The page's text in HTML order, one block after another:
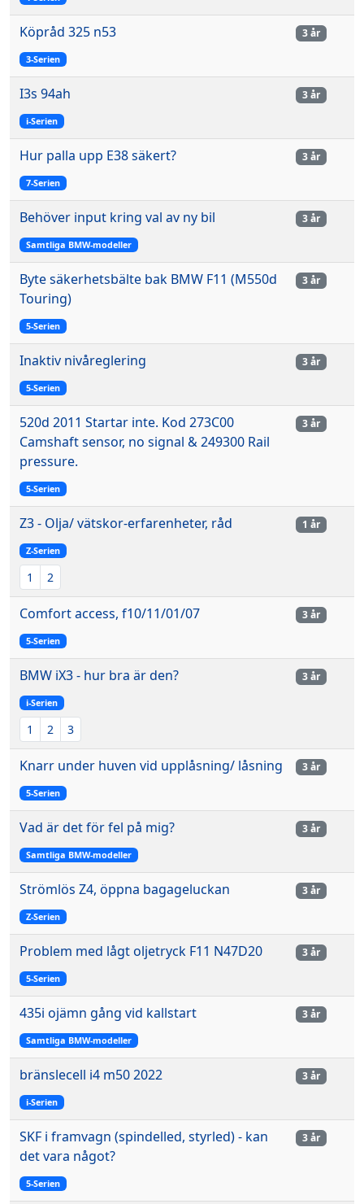
Köpråd 325 n53
3-Serien
3 år
I3s 94ah
i-Serien
3 år
Hur palla upp E38 säkert?
7-Serien
3 år
Behöver input kring val av ny bil
Samtliga BMW-modeller
3 år
Byte säkerhetsbälte bak BMW F11 (M550d
Touring)
5-Serien
3 år
Inaktiv nivåreglering
5-Serien
3 år
520d 2011 Startar inte. Kod 273C00
Camshaft sensor, no signal & 249300 Rail
pressure.
5-Serien
3 år
Z3 - Olja/ vätskor-erfarenheter, råd
Z-Serien
1 2
1 år
Comfort access, f10/11/01/07
5-Serien
3 år
BMW iX3 - hur bra är den?
i-Serien
1 2 3
3 år
Knarr under huven vid upplåsning/ låsning
5-Serien
3 år
Vad är det för fel på mig?
Samtliga BMW-modeller
3 år
Strömlös Z4, öppna bagageluckan
Z-Serien
3 år
Problem med lågt oljetryck F11 N47D20
5-Serien
3 år
435i ojämn gång vid kallstart
Samtliga BMW-modeller
3 år
bränslecell i4 m50 2022
i-Serien
3 år
SKF i framvagn (spindelled, styrled) - kan
det vara något?
5-Serien
3 år